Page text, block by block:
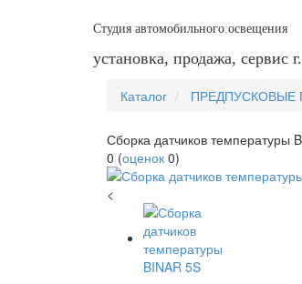
Студия автомобильного освещения
установка, продажа, сервис
Каталог ПРЕДПУСКОВЫЕ
Сборка датчиков температуры
0 (оценок 0)
<